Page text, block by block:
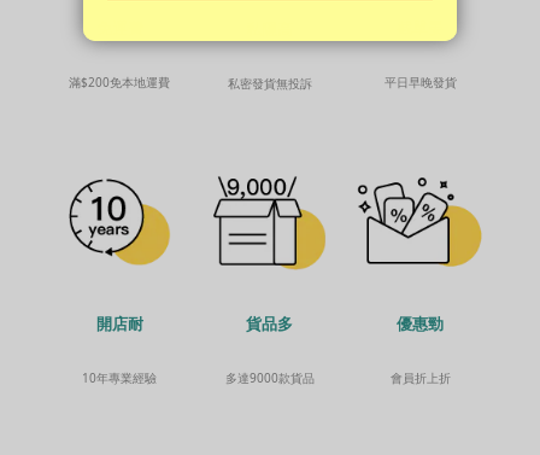
滿$200免本地運費 私密發貨無投訴 平日早晚發貨
開店耐
10年專業經驗
貨品多
多達9000款貨品
優惠勁
會員折上折